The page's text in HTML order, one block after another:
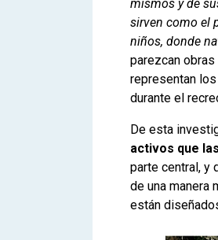
mismos y de
sirven como el
niños, donde
parezcan
representan
durante el
De esta
activos que
parte central, y
de una manera
están